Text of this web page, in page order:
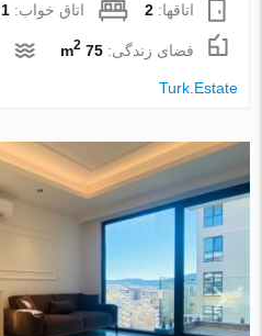
اتاقها:2 اتاق خواب:1
فضای زندگی:75 m
2
Turk.Estate